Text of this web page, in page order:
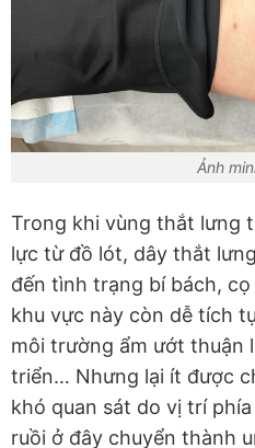
Ảnh
Trong khi vùng thắt lưng
lực từ đồ lót, dây thắt
đến tình trạng bí bách,
khu vực này còn dễ tích
môi trường ẩm ướt thuận
triển… Nhưng lại ít được
khó quan sát do vị trí
ruồi ở đây chuyển thành